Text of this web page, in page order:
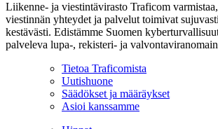
Liikenne- ja viestintävirasto Traficom
viestinnän yhteydet ja palvelut toimivat
kestävästi. Edistämme Suomen
palveleva lupa-, rekisteri- ja
Tietoa Traficomista
Uutishuone
Säädökset ja määräykset
Asioi kanssamme